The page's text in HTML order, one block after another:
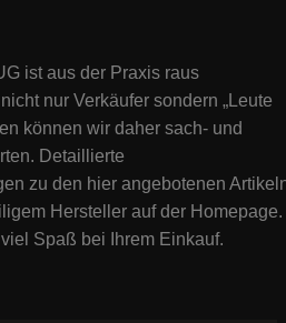
ist aus der Praxis raus
nur Verkäufer sondern „Leute
können wir daher sach- und
Detaillierte
zu den hier angebotenen
Hersteller auf der Homepage.
Spaß bei Ihrem Einkauf.